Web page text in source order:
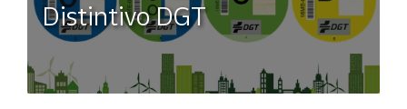
Distintivo DGT